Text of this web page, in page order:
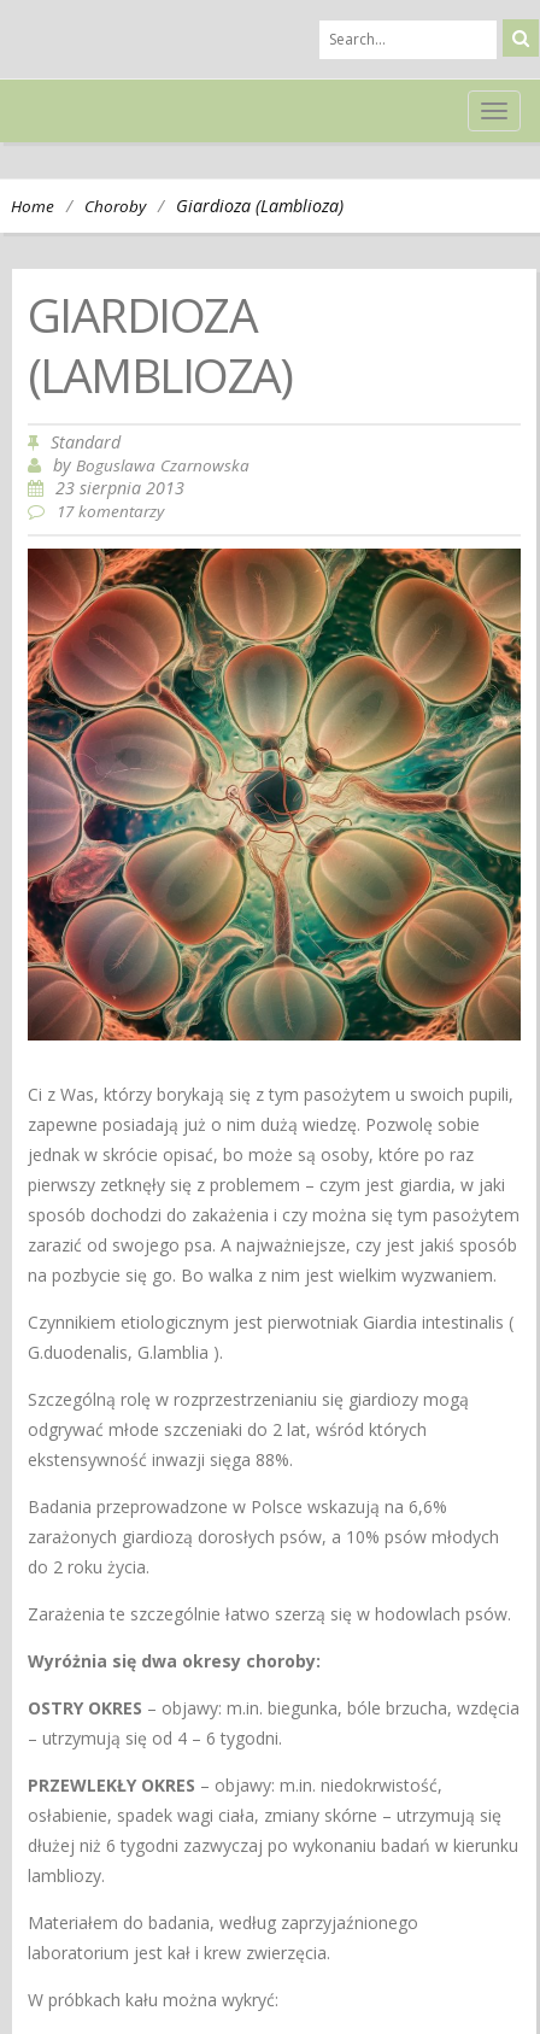
Home / Choroby / Giardioza (Lamblioza)
GIARDIOZA
(LAMBLIOZA)
Standard
byBoguslawa Czarnowska
23 sierpnia 2013
17 komentarzy
Ci z Was, którzy borykają się z tym pasożytem u swoich pupili,
zapewne posiadają już o nim dużą wiedzę. Pozwolę sobie
jednak w skrócie opisać, bo może są osoby, które po raz
pierwszy zetknęły się z problemem – czym jest giardia, w jaki
sposób dochodzi do zakażenia i czy można się tym pasożytem
zarazić od swojego psa. A najważniejsze, czy jest jakiś sposób
na pozbycie się go. Bo walka z nim jest wielkim wyzwaniem.
Czynnikiem etiologicznym jest pierwotniak Giardia intestinalis (
G.duodenalis, G.lamblia ).
Szczególną rolę w rozprzestrzenianiu się giardiozy mogą
odgrywać młode szczeniaki do 2 lat, wśród których
ekstensywność inwazji sięga 88%.
Badania przeprowadzone w Polsce wskazują na 6,6%
zarażonych giardiozą dorosłych psów, a 10% psów młodych
do 2 roku życia.
Zarażenia te szczególnie łatwo szerzą się w hodowlach psów.
Wyróżnia się dwa okresy choroby:
OSTRY OKRES – objawy: m.in. biegunka, bóle brzucha, wzdęcia
– utrzymują się od 4 – 6 tygodni.
PRZEWLEKŁY OKRES – objawy: m.in. niedokrwistość,
osłabienie, spadek wagi ciała, zmiany skórne – utrzymują się
dłużej niż 6 tygodni zazwyczaj po wykonaniu badań w kierunku
lambliozy.
Materiałem do badania, według zaprzyjaźnionego
laboratorium jest kał i krew zwierzęcia.
W próbkach kału można wykryć: